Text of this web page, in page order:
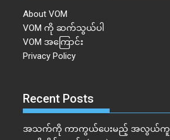
About VOM
VOM ကို ဆက်သွယ်ပါ
VOM အကြောင်း
Privacy Policy
Recent Posts
အသက်ကို ကာကွယ်ပေးမည့် အလွယ်ကူ